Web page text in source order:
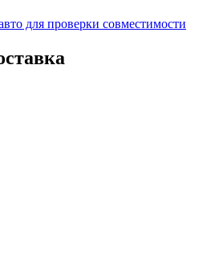
для проверки совместимости